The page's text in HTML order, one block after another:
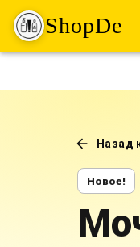
ShopDe
Назад
Новое!